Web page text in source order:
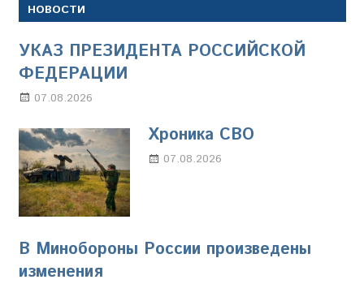
НОВОСТИ
УКАЗ ПРЕЗИДЕНТА РОССИЙСКОЙ
ФЕДЕРАЦИИ
07.08.2026
Хроника СВО
07.08.2026
В Минобороны России произведены
изменения